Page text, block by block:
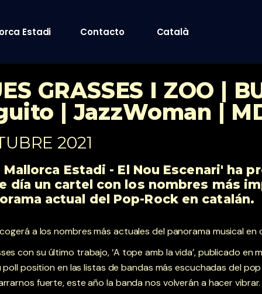
Estadi Contacto Català
GRASSES I ZOO |
| JazzWoman |
2021
Estadi - El Nou Escenari' ha
día un cartel con los nombres más
actual del Pop-Rock en catalán.
a los nombres más actuales del panorama musical en
con su último trabajo, ‘A tope amb la vida’, publicado en
poll position en las listas de bandas más escuchadas del
fuerte, este año la banda nos volverán a hacer vibrar.